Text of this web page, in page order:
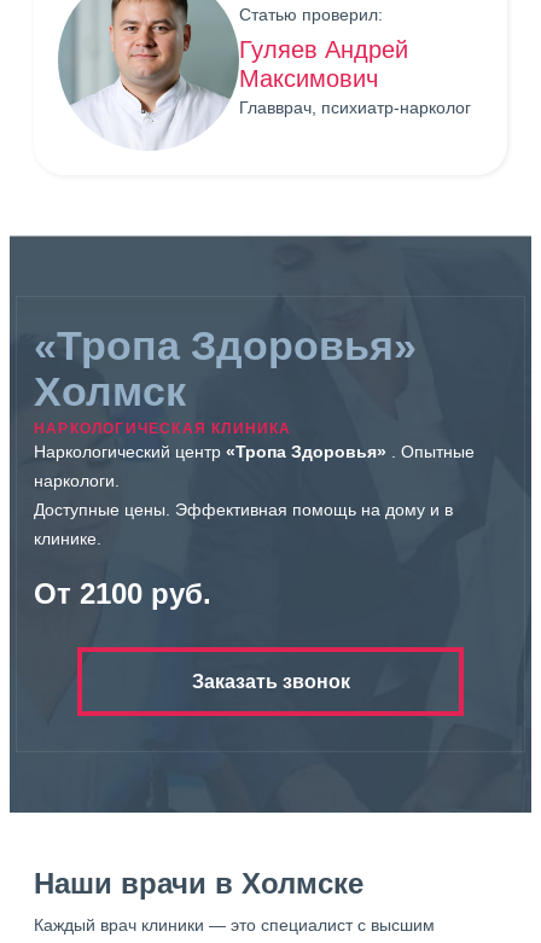
Статью проверил:
Гуляев Андрей
Максимович
Главврач, психиатр-нарколог
«Тропа Здоровья»
Холмск
НАРКОЛОГИЧЕСКАЯ КЛИНИКА
Наркологический центр «Тропа Здоровья» . Опытные
наркологи.
Доступные цены. Эффективная помощь на дому и в
клинике.
От 2100 руб.
Заказать звонок
Наши врачи в Холмске
Каждый врач клиники — это специалист с высшим